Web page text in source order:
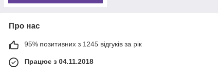
Про нас
95% позитивних з 1245 відгуків за рік
Працює з 04.11.2018